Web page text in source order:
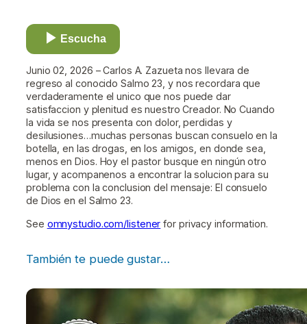
Escucha
Junio 02, 2026 – Carlos A. Zazueta nos llevara de
regreso al conocido Salmo 23, y nos recordara que
verdaderamente el unico que nos puede dar
satisfaccion y plenitud es nuestro Creador. No Cuando
la vida se nos presenta con dolor, perdidas y
desilusiones…muchas personas buscan consuelo en la
botella, en las drogas, en los amigos, en donde sea,
menos en Dios. Hoy el pastor busque en ningún otro
lugar, y acompanenos a encontrar la solucion para su
problema con la conclusion del mensaje: El consuelo
de Dios en el Salmo 23.
See omnystudio.com/listener for privacy information.
También te puede gustar…